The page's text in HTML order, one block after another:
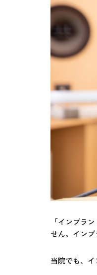
「インプラ
せん。イン
当院でも、